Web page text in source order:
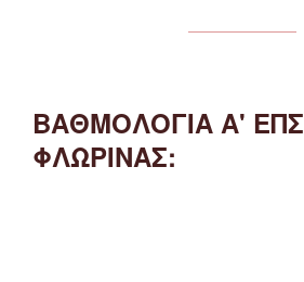
ΒΑΘΜΟΛΟΓΙΑ Α' ΕΠΣ
ΦΛΩΡΙΝΑΣ: